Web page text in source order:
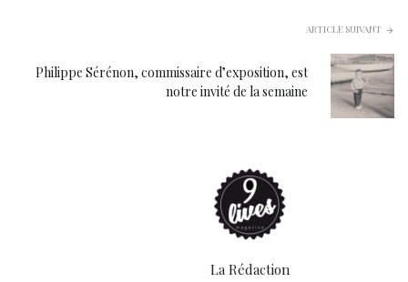
ARTICLE SUIVANT
Philippe Sérénon, commissaire d’exposition, est
notre invité de la semaine
La Rédaction